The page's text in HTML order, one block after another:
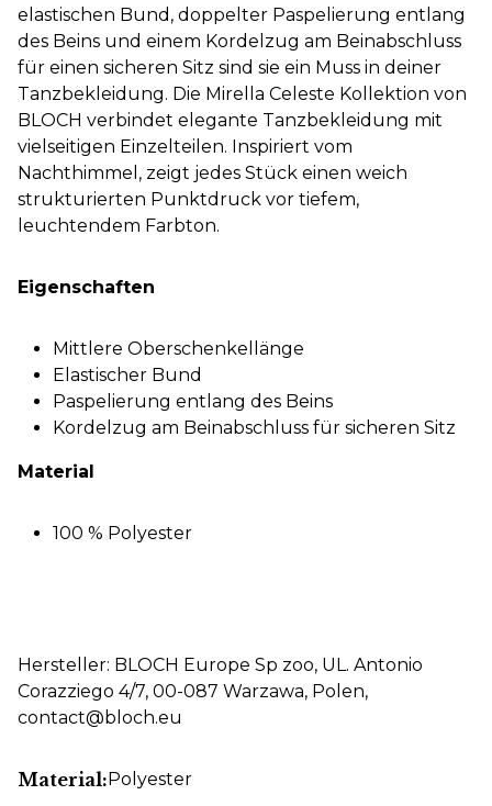
elastischen Bund, doppelter Paspelierung entlang
des Beins und einem Kordelzug am Beinabschluss
für einen sicheren Sitz sind sie ein Muss in deiner
Tanzbekleidung. Die Mirella Celeste Kollektion von
BLOCH verbindet elegante Tanzbekleidung mit
vielseitigen Einzelteilen. Inspiriert vom
Nachthimmel, zeigt jedes Stück einen weich
strukturierten Punktdruck vor tiefem,
leuchtendem Farbton.
Eigenschaften
Mittlere Oberschenkellänge
Elastischer Bund
Paspelierung entlang des Beins
Kordelzug am Beinabschluss für sicheren Sitz
Material
100 % Polyester
Hersteller: BLOCH Europe Sp zoo, UL. Antonio
Corazziego 4/7, 00-087 Warzawa, Polen,
contact@bloch.eu
Material:Polyester